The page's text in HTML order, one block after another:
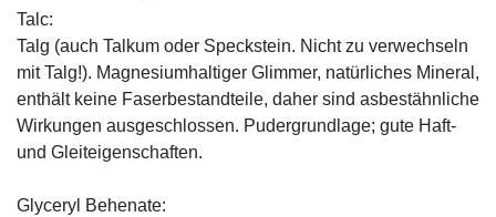
Talc:
Talg (auch Talkum oder Speckstein. Nicht zu verwechseln
mit Talg!). Magnesiumhaltiger Glimmer, natürliches Mineral,
enthält keine Faserbestandteile, daher sind asbestähnliche
Wirkungen ausgeschlossen. Pudergrundlage; gute Haft-
und Gleiteigenschaften.
Glyceryl Behenate: